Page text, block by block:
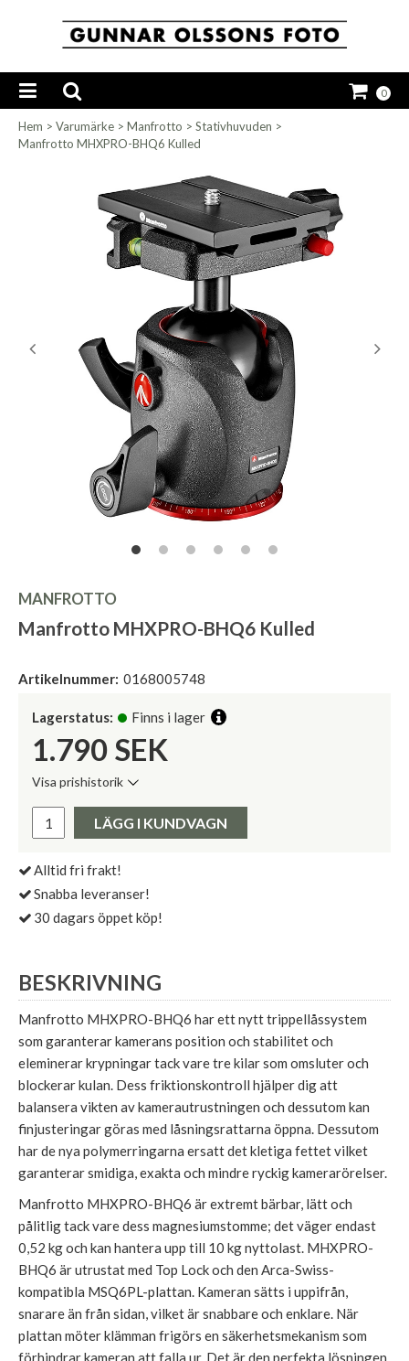
0
Hem > Varumärke > Manfrotto > Stativhuvuden >
Manfrotto MHXPRO-BHQ6 Kulled
MANFROTTO
Manfrotto MHXPRO-BHQ6 Kulled
Artikelnummer: 0168005748
Lagerstatus: Finns i lager
1.790 SEK
Visa prishistorik
Pris:
LÄGG I KUNDVAGN
Alltid fri frakt!
Snabba leveranser!
30 dagars öppet köp!
BESKRIVNING
Manfrotto MHXPRO-BHQ6 har ett nytt trippellåssystem
som garanterar kamerans position och stabilitet och
eleminerar krypningar tack vare tre kilar som omsluter och
blockerar kulan. Dess friktionskontroll hjälper dig att
balansera vikten av kamerautrustningen och dessutom kan
finjusteringar göras med låsningsrattarna öppna. Dessutom
har de nya polymerringarna ersatt det kletiga fettet vilket
garanterar smidiga, exakta och mindre ryckig kamerarörelser.
Manfrotto MHXPRO-BHQ6 är extremt bärbar, lätt och
pålitlig tack vare dess magnesiumstomme; det väger endast
0,52 kg och kan hantera upp till 10 kg nyttolast. MHXPRO-
BHQ6 är utrustat med Top Lock och den Arca-Swiss-
kompatibla MSQ6PL-plattan. Kameran sätts i uppifrån,
snarare än från sidan, vilket är snabbare och enklare. När
plattan möter klämman frigörs en säkerhetsmekanism som
förhindrar kameran att falla ur. Det är den perfekta lösningen